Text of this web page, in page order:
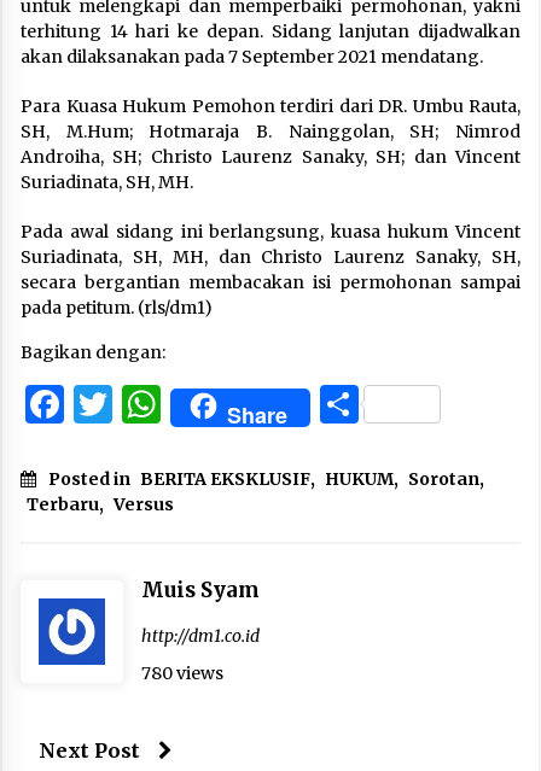
untuk melengkapi dan memperbaiki permohonan, yakni
terhitung 14 hari ke depan. Sidang lanjutan dijadwalkan
akan dilaksanakan pada 7 September 2021 mendatang.
Para Kuasa Hukum Pemohon terdiri dari DR. Umbu Rauta,
SH, M.Hum; Hotmaraja B. Nainggolan, SH; Nimrod
Androiha, SH; Christo Laurenz Sanaky, SH; dan Vincent
Suriadinata, SH, MH.
Pada awal sidang ini berlangsung, kuasa hukum Vincent
Suriadinata, SH, MH, dan Christo Laurenz Sanaky, SH,
secara bergantian membacakan isi permohonan sampai
pada petitum. (rls/dm1)
Bagikan dengan:
Facebook
Twitter
WhatsApp
Share Share
Posted in BERITA EKSKLUSIF, HUKUM, Sorotan,
Terbaru, Versus
Muis Syam
http://dm1.co.id
780 views
Next Post